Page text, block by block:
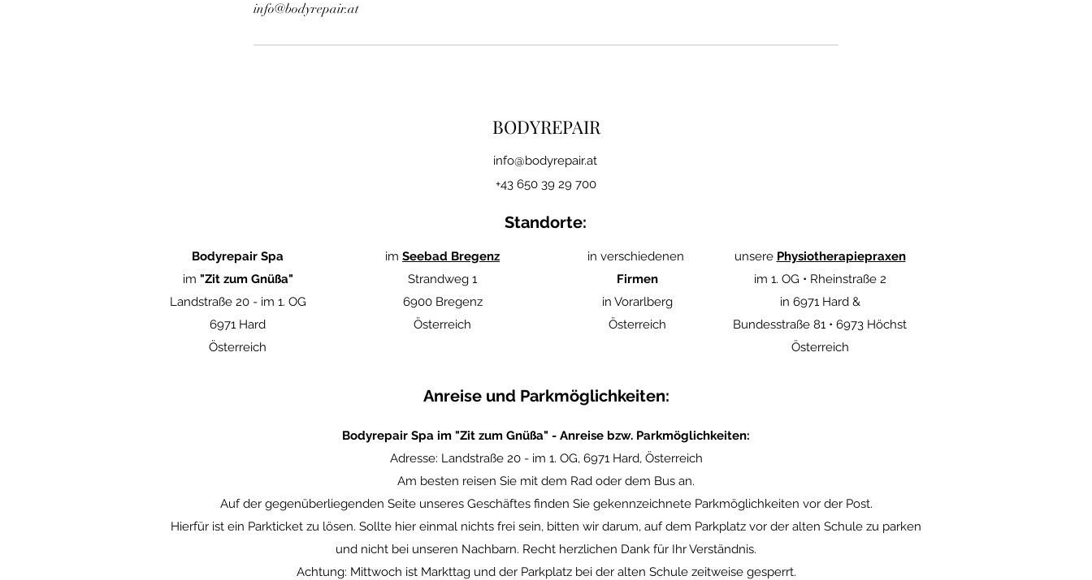
info@bodyrepair.at
BODYREPAIR
info@bodyrepair.at
+43 650 39 29 700
Standorte:
Bodyrepair Spa
im "Zit zum Gnüßa"
Landstraße 20 - im 1. OG
6971 Hard
Österreich
im Seebad Bregenz
Strandweg 1
6900 Bregenz
Österreich
in verschiedenen
Firmen
in Vorarlberg
Österreich
unsere Physiotherapiepraxen
im 1. OG • Rheinstraße 2
in 6971 Hard &
Bundesstraße 81 • 6973 Höchst
Österreich
Anreise und Parkmöglichkeiten:
Bodyrepair Spa im "Zit zum Gnüßa" - Anreise bzw. Parkmöglichkeiten:
Adresse: Landstraße 20 - im 1. OG, 6971 Hard, Österreich
Am besten reisen Sie mit dem Rad oder dem Bus an.
Auf der gegenüberliegenden Seite unseres Geschäftes finden Sie gekennzeichnete Parkmöglichkeiten vor der Post.
Hierfür ist ein Parkticket zu lösen. Sollte hier einmal nichts frei sein, bitten wir darum, auf dem Parkplatz vor der alten Schule zu parken
und nicht bei unseren Nachbarn. Recht herzlichen Dank für Ihr Verständnis.
Achtung: Mittwoch ist Markttag und der Parkplatz bei der alten Schule zeitweise gesperrt.